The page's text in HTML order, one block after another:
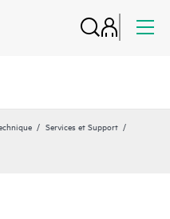
Services et Support